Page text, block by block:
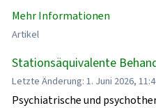
Mehr Informationen
Artikel
Stationsäquivalente
Letzte Änderung: 1. Juni 2026,
Psychiatrische und